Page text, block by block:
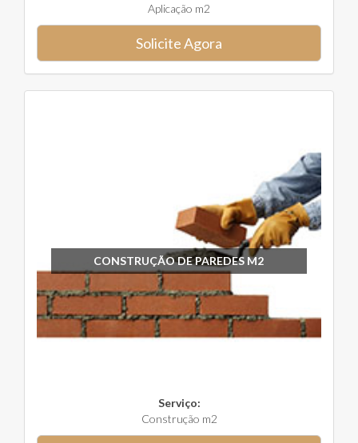
Aplicação m2
Solicite Agora
CONSTRUÇÃO DE PAREDES M2
Serviço:
Construção m2